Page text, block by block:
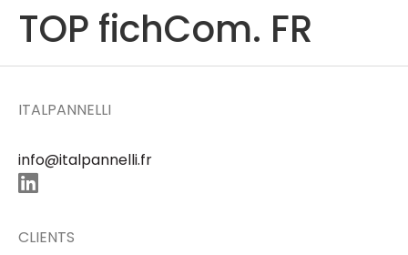
TOP fichCom. FR
ITALPANNELLI
info@italpannelli.fr
CLIENTS